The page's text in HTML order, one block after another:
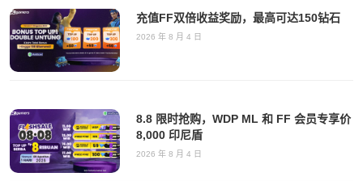
充值FF双倍收益奖励，最高可达150钻石
2026 年 8 月 4 日
8.8 限时抢购，WDP ML 和 FF 会员专享价
8,000 印尼盾
2026 年 8 月 4 日